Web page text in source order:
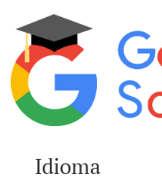
Idioma